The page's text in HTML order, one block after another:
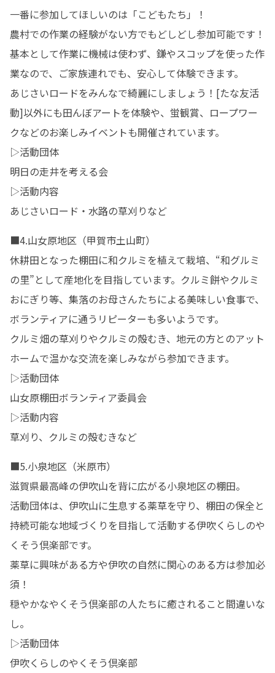
一番に参加してほしいのは「こどもたち」！
農村での作業の経験がない方でもどしどし参加可能です！
基本として作業に機械は使わず、鎌やスコップを使った作
業なので、ご家族連れでも、安心して体験できます。
あじさいロードをみんなで綺麗にしましょう！[たな友活
動]以外にも田んぼアートを体験や、蛍観賞、ロープワー
クなどのお楽しみイベントも開催されています。
▷活動団体
明日の走井を考える会
▷活動内容
あじさいロード・水路の草刈りなど
■4.山女原地区（甲賀市土山町）
休耕田となった棚田に和クルミを植えて栽培、“和グルミ
の里”として産地化を目指しています。クルミ餅やクルミ
おにぎり等、集落のお母さんたちによる美味しい食事で、
ボランティアに通うリピーターも多いようです。
クルミ畑の草刈りやクルミの殻むき、地元の方とのアット
ホームで温かな交流を楽しみながら参加できます。
▷活動団体
山女原棚田ボランティア委員会
▷活動内容
草刈り、クルミの殻むきなど
■5.小泉地区（米原市）
滋賀県最高峰の伊吹山を背に広がる小泉地区の棚田。
活動団体は、伊吹山に生息する薬草を守り、棚田の保全と
持続可能な地域づくりを目指して活動する伊吹くらしのや
くそう倶楽部です。
薬草に興味がある方や伊吹の自然に関心のある方は参加必
須！
穏やかなやくそう倶楽部の人たちに癒されること間違いな
し。
▷活動団体
伊吹くらしのやくそう倶楽部